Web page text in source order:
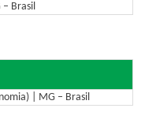
– Brasil
| MG – Brasil